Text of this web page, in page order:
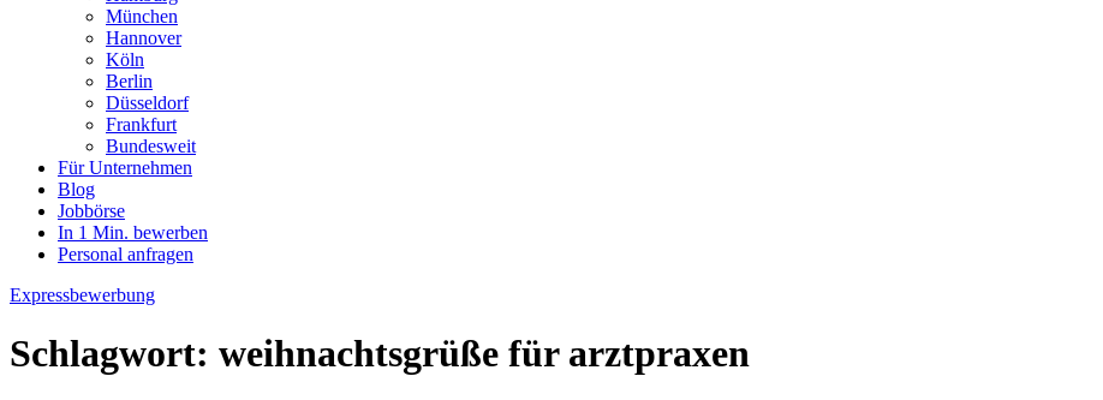
München
Hannover
Köln
Berlin
Düsseldorf
Frankfurt
Bundesweit
Für Unternehmen
Blog
Jobbörse
In 1 Min. bewerben
Personal anfragen
Expressbewerbung
Schlagwort: weihnachtsgrüße für arztpraxen